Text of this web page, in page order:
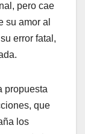
pero cae
su amor al
error fatal,
propuesta
que
los